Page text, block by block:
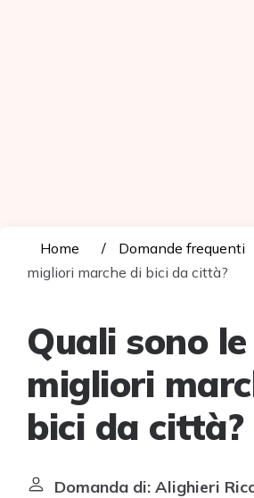
Home Domande frequenti
migliori marche di bici da città?
Quali sono le
migliori
bici da città?
Domanda di: Alighieri